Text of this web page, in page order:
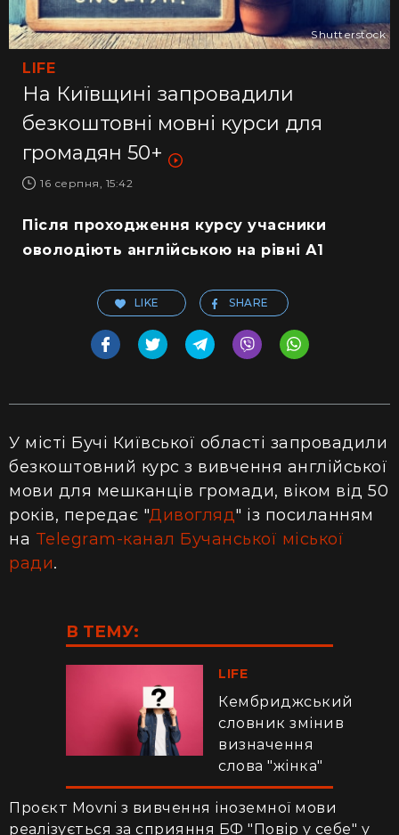
LIFE
На Київщині запровадили
безкоштовні мовні курси для
громадян 50+
16 серпня, 15:42
Shutterstock
Після проходження курсу учасники
оволодіють англійською на рівні А1
LIKE SHARE
У місті Бучі Київської області запровадили
безкоштовний курс з вивчення англійської
мови для мешканців громади, віком від 50
років, передає "Дивогляд" із посиланням
на Telegram-канал Бучанської міської
ради.
В ТЕМУ:
LIFE
Кембриджський
словник змінив
визначення
слова "жінка"
Проєкт Movni з вивчення іноземної мови
реалізується за сприяння БФ "Повір у себе" у